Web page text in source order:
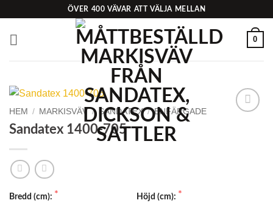
content
ÖVER 400 VÄVAR ATT VÄLJA MELLAN
0
HEM / MARKISVÄV / SANDATEX / ENFÄRGADE
Sandatex 1400-705
Bredd (cm): Höjd (cm):